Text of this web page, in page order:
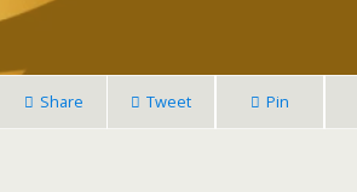
Share Tweet Pin